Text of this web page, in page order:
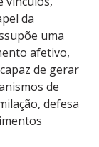
da
uma
afetivo,
de gerar
de
defesa